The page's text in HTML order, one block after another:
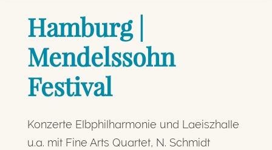
Hamburg |
Mendelssohn
Festival
Konzerte Elbphilharmonie und Laeiszhalle
u.a. mit Fine Arts Quartet, N. Schmidt